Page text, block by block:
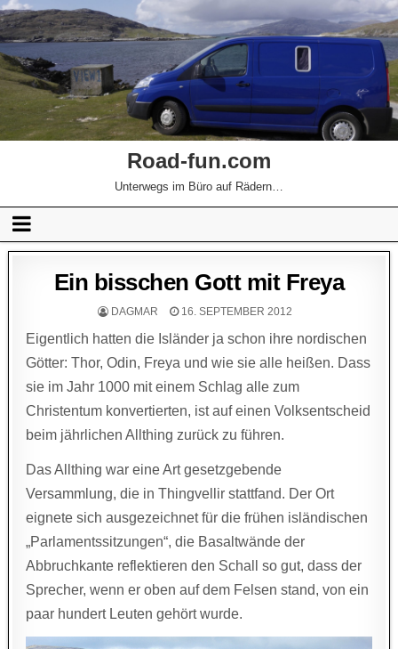
Road-fun.com
Unterwegs im Büro auf Rädern…
Ein bisschen Gott mit Freya
DAGMAR 16. SEPTEMBER 2012
Eigentlich hatten die Isländer ja schon ihre nordischen
Götter: Thor, Odin, Freya und wie sie alle heißen. Dass
sie im Jahr 1000 mit einem Schlag alle zum
Christentum konvertierten, ist auf einen Volksentscheid
beim jährlichen Allthing zurück zu führen.
Das Allthing war eine Art gesetzgebende
Versammlung, die in Thingvellir stattfand. Der Ort
eignete sich ausgezeichnet für die frühen isländischen
„Parlamentssitzungen“, die Basaltwände der
Abbruchkante reflektieren den Schall so gut, dass der
Sprecher, wenn er oben auf dem Felsen stand, von ein
paar hundert Leuten gehört wurde.